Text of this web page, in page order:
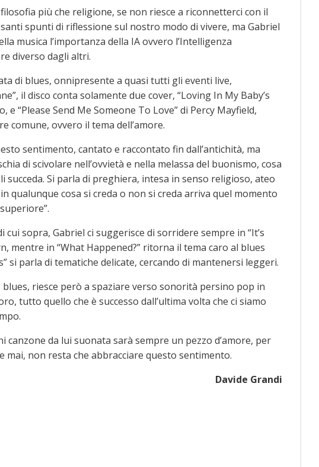
più che religione, se non riesce a riconnetterci con il
spunti di riflessione sul nostro modo di vivere, ma Gabriel
musica l’importanza della IA ovvero l’Intelligenza
diverso dagli altri.
di blues, onnipresente a quasi tutti gli eventi live,
il disco conta solamente due cover, “Loving In My Baby’s
e “Please Send Me Someone To Love” di Percy Mayfield,
comune, ovvero il tema dell’amore.
sentimento, cantato e raccontato fin dall’antichità, ma
di scivolare nell’ovvietà e nella melassa del buonismo, cosa
succeda. Si parla di preghiera, intesa in senso religioso, ateo
qualunque cosa si creda o non si creda arriva quel momento
sopra, Gabriel ci suggerisce di sorridere sempre in “It’s
mentre in “What Happened?” ritorna il tema caro al blues
si parla di tematiche delicate, cercando di mantenersi leggeri.
riesce però a spaziare verso sonorità persino pop in
tutto quello che è successo dall’ultima volta che ci siamo
canzone da lui suonata sarà sempre un pezzo d’amore, per
non resta che abbracciare questo sentimento.
Davide Grandi